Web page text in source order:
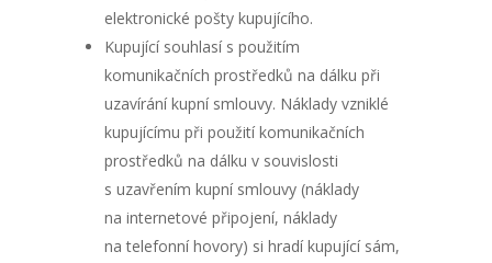
elektronické pošty kupujícího.
Kupující souhlasí s použitím
komunikačních prostředků na dálku při
uzavírání kupní smlouvy. Náklady vzniklé
kupujícímu při použití komunikačních
prostředků na dálku v souvislosti
s uzavřením kupní smlouvy (náklady
na internetové připojení, náklady
na telefonní hovory) si hradí kupující sám,